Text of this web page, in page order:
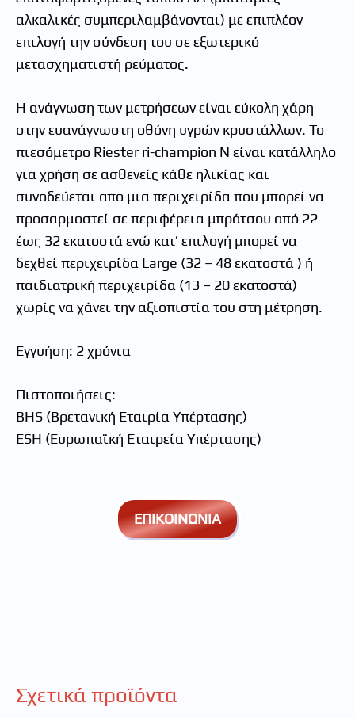
αλκαλικές συμπεριλαμβάνονται) με επιπλέον
επιλογή την σύνδεση του σε εξωτερικό
μετασχηματιστή ρεύματος.
Η ανάγνωση των μετρήσεων είναι εύκολη χάρη
στην ευανάγνωστη οθόνη υγρών κρυστάλλων. Το
πιεσόμετρο Riester ri-champion N είναι κατάλληλο
για χρήση σε ασθενείς κάθε ηλικίας και
συνοδεύεται απο μια περιχειρίδα που μπορεί να
προσαρμοστεί σε περιφέρεια μπράτσου από 22
έως 32 εκατοστά ενώ κατ’ επιλογή μπορεί να
δεχθεί περιχειρίδα Large (32 – 48 εκατοστά ) ή
παιδιατρική περιχειρίδα (13 – 20 εκατοστά)
χωρίς να χάνει την αξιοπιστία του στη μέτρηση.
Εγγυήση: 2 χρόνια
Πιστοποιήσεις:
BHS (Βρετανική Εταιρία Υπέρτασης)
ESH (Ευρωπαϊκή Εταιρεία Υπέρτασης)
ΕΠΙΚΟΙΝΩΝΙΑ
Σχετικά προϊόντα